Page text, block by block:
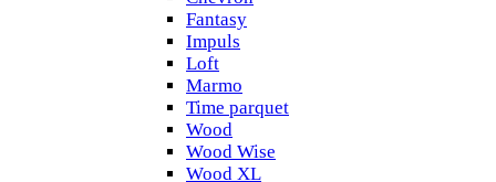
Fantasy
Impuls
Loft
Marmo
Time parquet
Wood
Wood Wise
Wood XL